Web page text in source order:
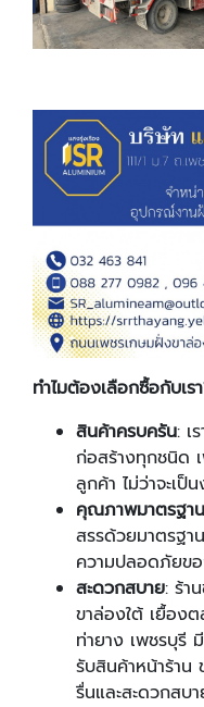
ทำไมต้องเลือกซื้อกับเร
สินค้าครบครัน: เ
ก่อสร้างทุกชนิด
ลูกค้า ไม่ว่าจะเ
คุณภาพมาตรฐา
สรรด้วยมาตรฐ
ความปลอดภัยข
สะดวกสบาย: ร้า
ขาล่องใต้ เยื้อง
ท่ายาง เพชรบุรี
รับสินค้าหน้าร้าน
รื่นและสะดวกสบ